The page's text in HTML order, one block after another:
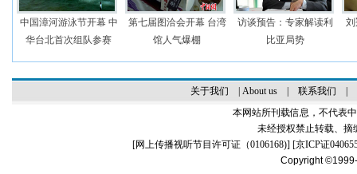
中国漳河游泳节开幕 中
华台北首次组队参赛
第七届图洽会开幕 台湾
馆人气爆棚
访谈预告：专家解读利
比亚局势
刘
关于我们 About us| 联系我们
本网站所刊载信息，不代表
未经授权禁止转载、摘
[网上传播视听节目许可证（0106168)] [京ICP证
Copyright